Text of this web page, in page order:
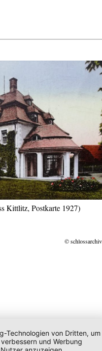
Kittlitz, Postkarte 1927)
©
Technologien von Dritten, um
und Werbung